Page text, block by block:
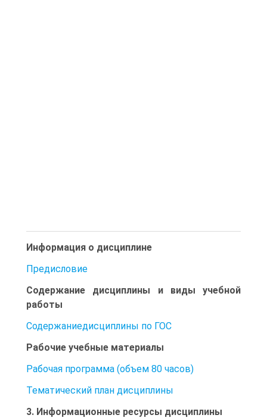
Информация о дисциплине
Предисловие
Содержание дисциплины и виды учебной
работы
Содержаниедисциплины по ГОС
Рабочие учебные материалы
Рабочая программа (объем 80 часов)
Тематический план дисциплины
3. Информационные ресурсы дисциплины